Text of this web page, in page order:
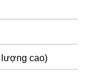
lượng cao)